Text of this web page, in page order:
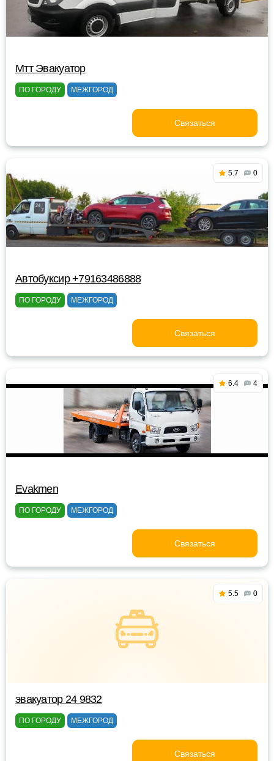
Мтт Эвакуатор
ПО ГОРОДУ МЕЖГОРОД
Связаться
5.7 0
Автобуксир +79163486888
ПО ГОРОДУ МЕЖГОРОД
Связаться
6.4 4
Evakmen
ПО ГОРОДУ МЕЖГОРОД
Связаться
5.5 0
эвакуатор 24 9832
ПО ГОРОДУ МЕЖГОРОД
Связаться